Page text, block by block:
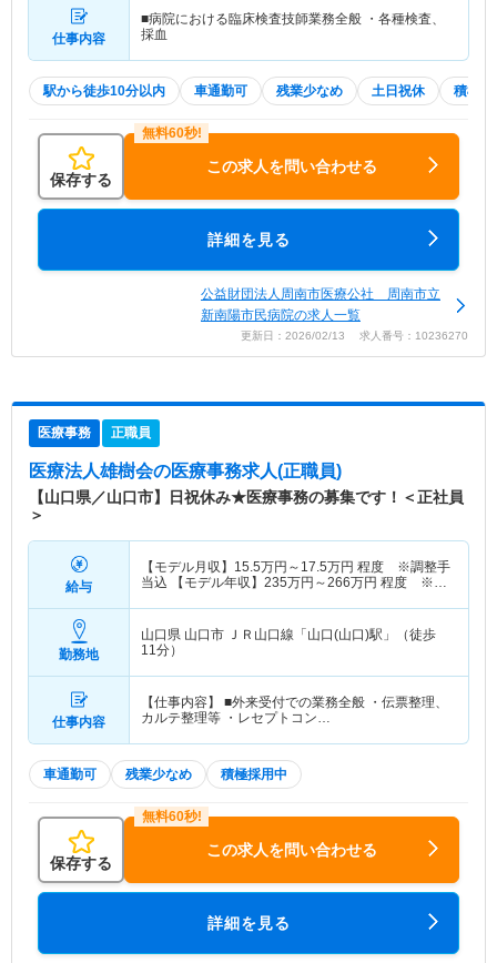
仕事内容
■病院における臨床検査技師業務全般 ・各種検査、
採血
駅から徒歩10分以内 車通勤可 残業少なめ 土日祝休 積極採
保存する
この求人を問い合わせる
詳細を見る
公益財団法人周南市医療公社 周南市立
新南陽市民病院の求人一覧
更新日：2026/02/13 求人番号：10236270
医療事務 正職員
医療法人雄樹会の医療事務求人(正職員)
【山口県／山口市】日祝休み★医療事務の募集です！＜正社員
＞
給与
【モデル月収】 15.5万円～ 17.5万円 程度 ※調整手
当込 【モデル年収】 235万円～266万円 程度 ※調
勤務地
山口県 山口市
ＪＲ山口線「山口(山口)駅」（徒歩
11分）
仕事内容
【仕事内容】 ■外来受付での業務全般 ・伝票整理、
カルテ整理等 ・レセプトコン…
車通勤可 残業少なめ 積極採用中
保存する
この求人を問い合わせる
詳細を見る